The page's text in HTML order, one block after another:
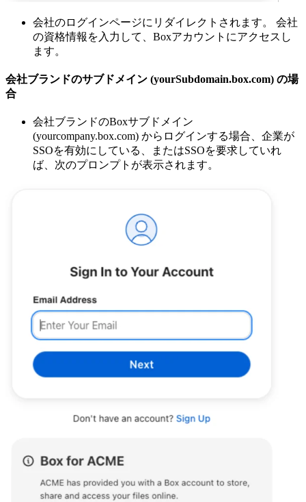
会社のログインページにリダイレクトされます。 会社
の資格情報を入力して、Boxアカウントにアクセスし
ます。
会社ブランドのサブドメイン (yourSubdomain.box.com) の場
合
会社ブランドのBoxサブドメイン
(yourcompany.box.com) からログインする場合、企業が
SSOを有効にしている、またはSSOを要求していれ
ば、次のプロンプトが表示されます。